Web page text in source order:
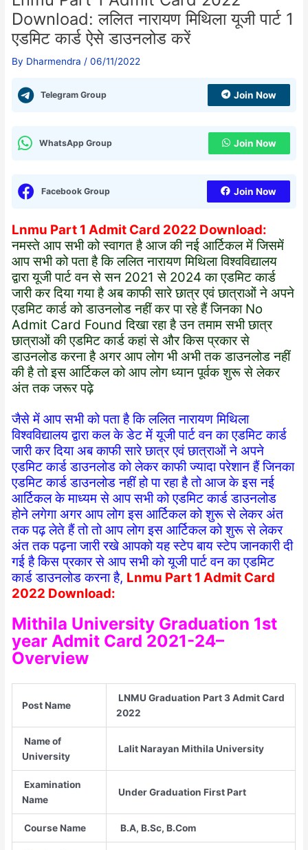
Download: ललित नारायण मिथिला यूजी पार्ट 1
एडमिट कार्ड ऐसे डाउनलोड करें
By Dharmendra /06/11/2022
Telegram Group Join Now
WhatsApp Group Join Now
Facebook Group Join Now
Lnmu Part 1 Admit Card 2022 Download:
नमस्ते आप सभी को स्वागत है आज की नई आर्टिकल में जिसमें
आप सभी को पता है कि ललित नारायण मिथिला विश्वविद्यालय
द्वारा यूजी पार्ट वन से सन 2021 से 2024 का एडमिट कार्ड
जारी कर दिया गया है अब काफी सारे छात्र एवं छात्राओं ने अपने
एडमिट कार्ड को डाउनलोड नहीं कर पा रहे हैं जिनका No
Admit Card Found दिखा रहा है उन तमाम सभी छात्र
छात्राओं की एडमिट कार्ड कहां से और किस प्रकार से
डाउनलोड करना है अगर आप लोग भी अभी तक डाउनलोड नहीं
की है तो इस आर्टिकल को आप लोग ध्यान पूर्वक शुरू से लेकर
अंत तक जरूर पढ़े
जैसे में आप सभी को पता है कि ललित नारायण मिथिला
विश्वविद्यालय द्वारा कल के डेट में यूजी पार्ट वन का एडमिट कार्ड
जारी कर दिया अब काफी सारे छात्र एवं छात्राओं ने अपने
एडमिट कार्ड डाउनलोड को लेकर काफी ज्यादा परेशान हैं जिनका
एडमिट कार्ड डाउनलोड नहीं हो पा रहा है तो आज के इस नई
आर्टिकल के माध्यम से आप सभी को एडमिट कार्ड डाउनलोड
होने लगेगा अगर आप लोग इस आर्टिकल को शुरू से लेकर अंत
तक पढ़ लेते हैं तो तो आप लोग इस आर्टिकल को शुरू से लेकर
अंत तक पढ़ना जारी रखे आपको यह स्टेप बाय स्टेप जानकारी दी
गई है किस प्रकार से आप सभी को यूजी पार्ट वन का एडमिट
कार्ड डाउनलोड करना है, Lnmu Part 1 Admit Card
2022 Download:
Mithila University Graduation 1st
year Admit Card 2021-24–
Overview
Post Name
LNMU Graduation Part 3 Admit Card
2022
Name of
University
Lalit Narayan Mithila University
Examination
Name
Under Graduation First Part
Course Name B.A, B.Sc, B.Com